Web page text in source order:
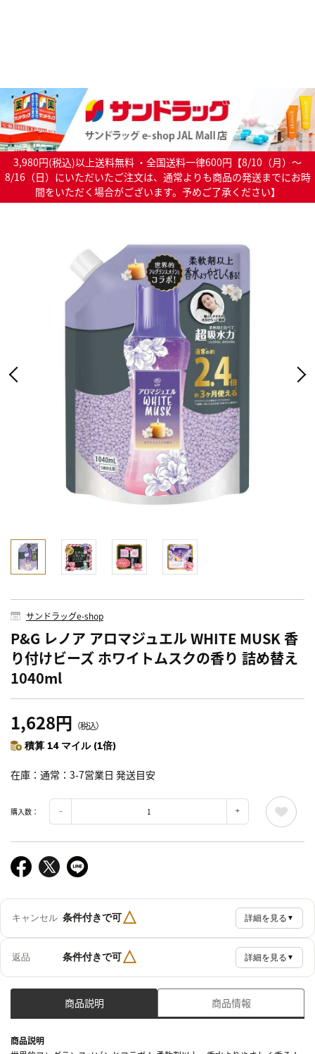
3,980円(税込)以上送料無料 ・全国送料一律600円【8/10（月）～
8/16（日）にいただいたご注文は、通常よりも商品の発送までにお時
間をいただく場合がございます。予めご了承ください】
サンドラッグe-shop
P&G レノア アロマジュエル WHITE MUSK 香
り付けビーズ ホワイトムスクの香り 詰め替え
1040ml
1,628円 （税込）
積算 14 マイル (1倍)
在庫 通常：3-7営業日 発送目安
購入数：
キャンセル 条件付きで可△ 詳細を見る ▼
返品 条件付きで可△ 詳細を見る ▼
商品説明 商品情報
商品説明